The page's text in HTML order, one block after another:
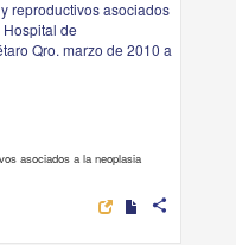
reproductivos asociados
de
Qro. marzo de 2010 a
asociados a la neoplasia
share